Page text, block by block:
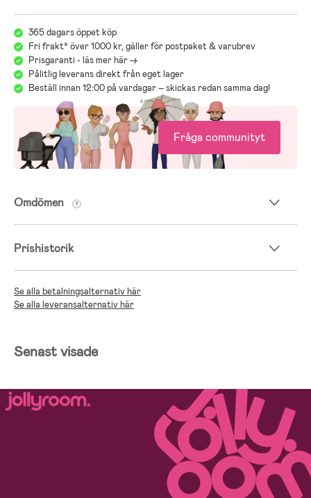
365 dagars öppet köp
Fri frakt* över 1000 kr, gäller för postpaket & varubrev
Prisgaranti - läs mer här ->
Pålitlig leverans direkt från eget lager
Beställ innan 12:00 på vardagar – skickas redan samma dag!
Fråga communityt
Omdömen
Prishistorik
Se alla betalningsalternativ här
Se alla leveransalternativ här
Senast visade